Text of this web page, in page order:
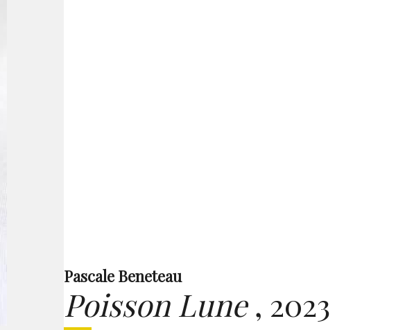
Pascale Beneteau
Poisson Lune, 2023